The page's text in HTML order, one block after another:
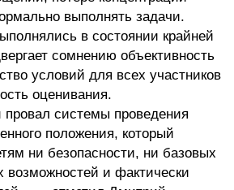
выполнять задачи.
в состоянии крайней
сомнению объективность
условий для всех участников
оценивания.
системы проведения
положения, который
ни безопасности, ни базовых
возможностей и фактически